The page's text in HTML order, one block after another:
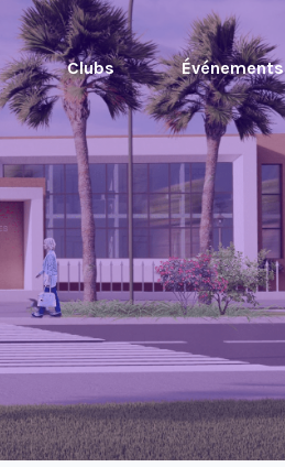
Clubs Événements